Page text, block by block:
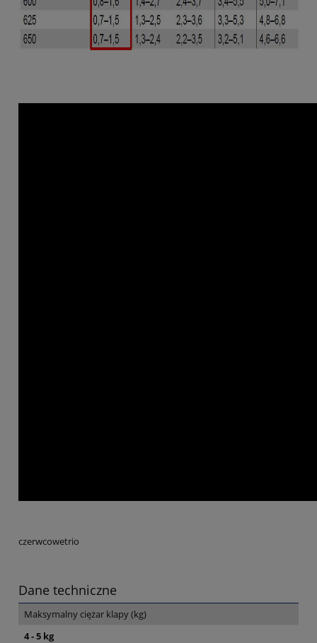
czerwcowetrio
Dane techniczne
Maksymalny ciężar klapy (kg)
4 - 5 kg